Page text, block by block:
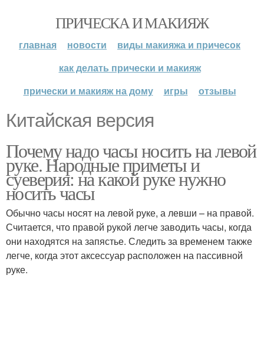
ПРИЧЕСКА И МАКИЯЖ
главная новости
виды макияжа и причесок
как делать прически и макияж
прически и макияж на дому
игры отзывы
Китайская версия
Почему надо часы носить на левой
руке. Народные приметы и
суеверия: на какой руке нужно
носить часы
Обычно часы носят на левой руке, а левши – на правой.
Считается, что правой рукой легче заводить часы, когда
они находятся на запястье. Следить за временем также
легче, когда этот аксессуар расположен на пассивной
руке.